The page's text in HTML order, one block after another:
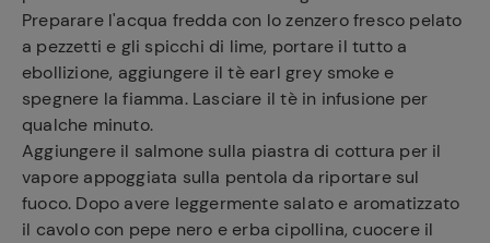
Preparare l'acqua fredda con lo zenzero fresco pelato
a pezzetti e gli spicchi di lime, portare il tutto a
ebollizione, aggiungere il tè earl grey smoke e
spegnere la fiamma. Lasciare il tè in infusione per
qualche minuto.
Aggiungere il salmone sulla piastra di cottura per il
vapore appoggiata sulla pentola da riportare sul
fuoco. Dopo avere leggermente salato e aromatizzato
il cavolo con pepe nero e erba cipollina, cuocere il